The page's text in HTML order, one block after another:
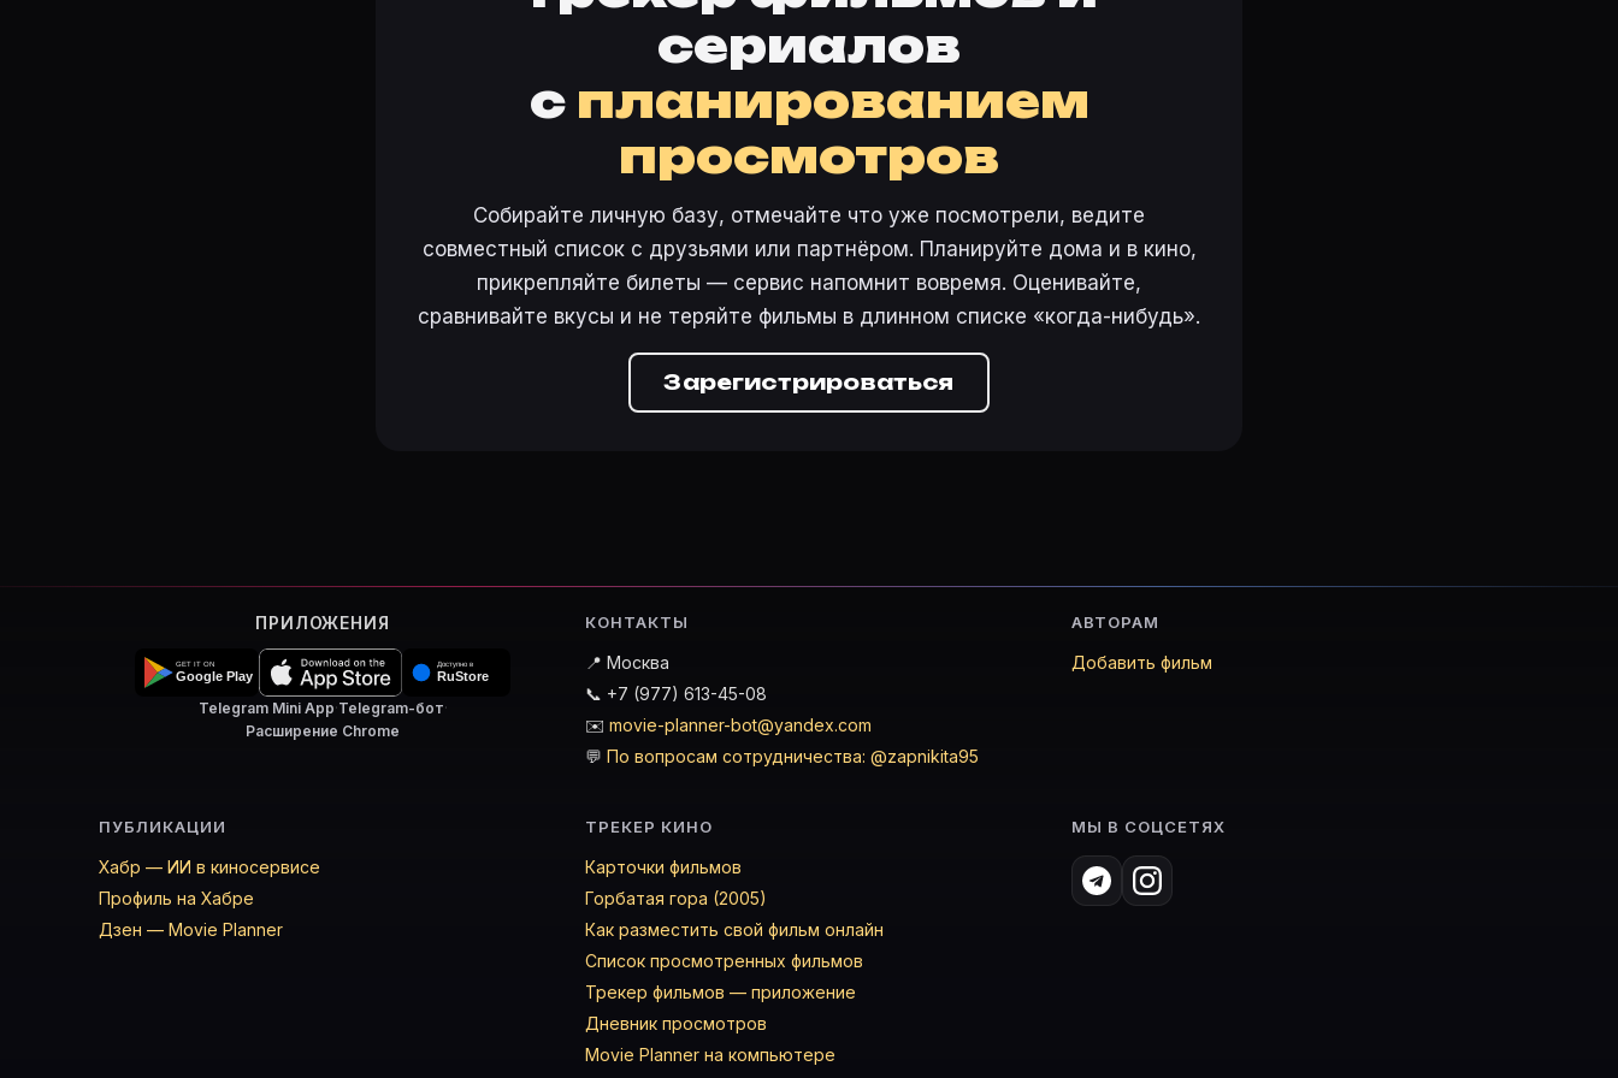
сериалов
с планированием
просмотров
Собирайте личную базу, отмечайте что уже посмотрели, ведите
совместный список с друзьями или партнёром. Планируйте дома и в кино,
прикрепляйте билеты — сервис напомнит вовремя. Оценивайте,
сравнивайте вкусы и не теряйте фильмы в длинном списке «когда-нибудь».
Зарегистрироваться
ПРИЛОЖЕНИЯ
Telegram Mini App·Telegram-бот·
Расширение Chrome
КОНТАКТЫ
📍 Москва
📞 +7 (977) 613-45-08
✉️ movie-planner-bot@yandex.com
💬 По вопросам сотрудничества: @zapnikita95
АВТОРАМ
Добавить фильм
ПУБЛИКАЦИИ
Хабр — ИИ в киносервисе
Профиль на Хабре
Дзен — Movie Planner
ТРЕКЕР КИНО
Карточки фильмов
Горбатая гора (2005)
Как разместить свой фильм онлайн
Список просмотренных фильмов
Трекер фильмов — приложение
Дневник просмотров
Movie Planner на компьютере
МЫ В СОЦСЕТЯХ